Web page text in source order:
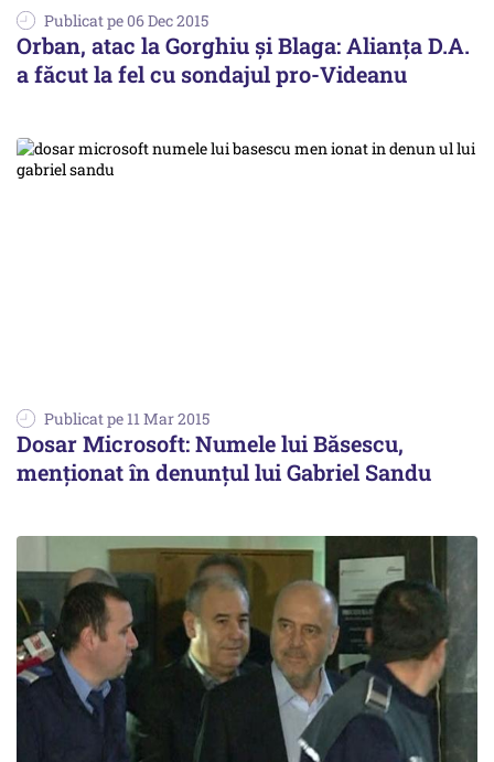
Publicat pe 06 Dec 2015
Orban, atac la Gorghiu și Blaga: Alianța D.A.
a făcut la fel cu sondajul pro-Videanu
Publicat pe 11 Mar 2015
Dosar Microsoft: Numele lui Băsescu,
menționat în denunțul lui Gabriel Sandu